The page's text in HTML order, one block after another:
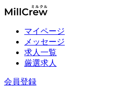
マイページ
メッセージ
求人一覧
厳選求人
会員登録